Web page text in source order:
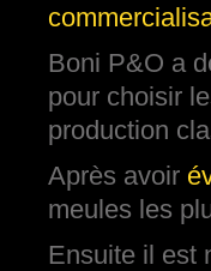
Boni P&O a
pour choisir
production
Après avoir
meules les
Ensuite il est